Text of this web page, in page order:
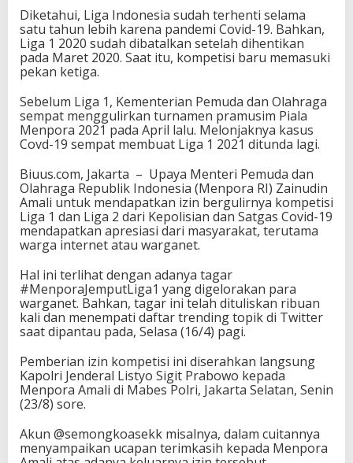
Diketahui, Liga Indonesia sudah terhenti selama
satu tahun lebih karena pandemi Covid-19. Bahkan,
Liga 1 2020 sudah dibatalkan setelah dihentikan
pada Maret 2020. Saat itu, kompetisi baru memasuki
pekan ketiga.
Sebelum Liga 1, Kementerian Pemuda dan Olahraga
sempat menggulirkan turnamen pramusim Piala
Menpora 2021 pada April lalu. Melonjaknya kasus
Covd-19 sempat membuat Liga 1 2021 ditunda lagi.
Biuus.com, Jakarta – Upaya Menteri Pemuda dan
Olahraga Republik Indonesia (Menpora RI) Zainudin
Amali untuk mendapatkan izin bergulirnya kompetisi
Liga 1 dan Liga 2 dari Kepolisian dan Satgas Covid-19
mendapatkan apresiasi dari masyarakat, terutama
warga internet atau warganet.
Hal ini terlihat dengan adanya tagar
#MenporaJemputLiga1 yang digelorakan para
warganet. Bahkan, tagar ini telah dituliskan ribuan
kali dan menempati daftar trending topik di Twitter
saat dipantau pada, Selasa (16/4) pagi.
Pemberian izin kompetisi ini diserahkan langsung
Kapolri Jenderal Listyo Sigit Prabowo kepada
Menpora Amali di Mabes Polri, Jakarta Selatan, Senin
(23/8) sore.
Akun @semongkoasekk misalnya, dalam cuitannya
menyampaikan ucapan terimkasih kepada Menpora